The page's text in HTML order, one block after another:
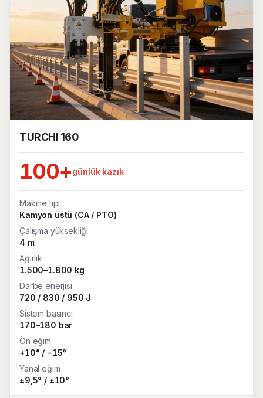
TURCHI 160
100+günlük kazık
Makine tipi
Kamyon üstü (CA / PTO)
Çalışma yüksekliği
4 m
Ağırlık
1.500–1.800 kg
Darbe enerjisi
720 / 830 / 950 J
Sistem basıncı
170–180 bar
Ön eğim
+10° / -15°
Yanal eğim
±9,5° / ±10°